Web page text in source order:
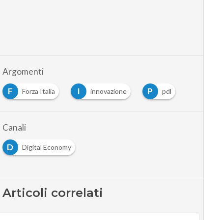
Argomenti
F
Forza Italia I innovazione P pdl
Canali
D
Digital Economy
Articoli correlati